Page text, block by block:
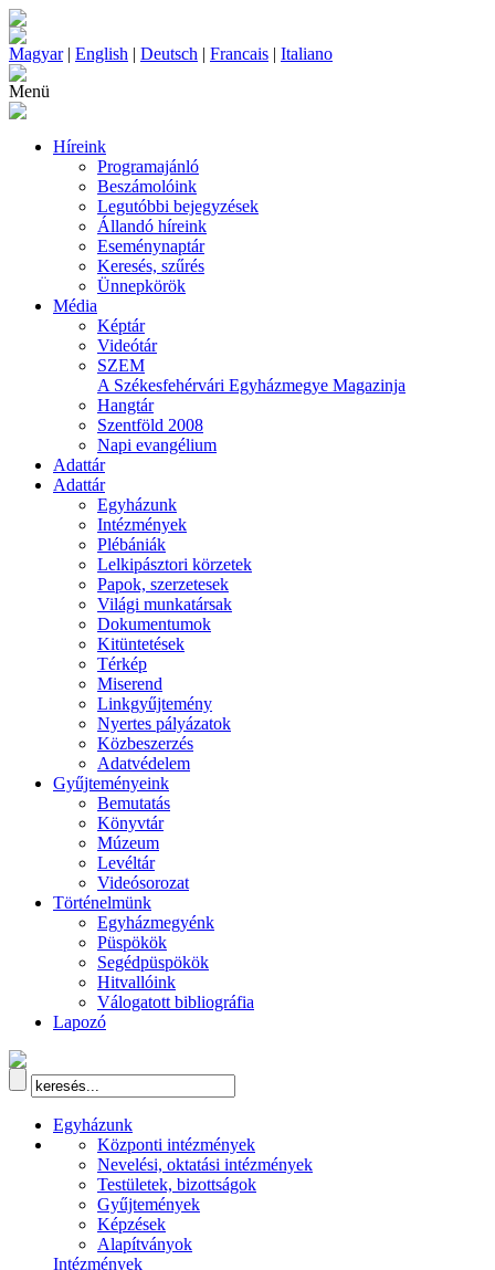
Magyar| English | Deutsch | Francais | Italiano
Menü
Híreink
Programajánló
Beszámolóink
Legutóbbi bejegyzések
Állandó híreink
Eseménynaptár
Keresés, szűrés
Ünnepkörök
Média
Képtár
Videótár
SZEM
A Székesfehérvári Egyházmegye Magazinja
Hangtár
Szentföld 2008
Napi evangélium
Adattár
Adattár
Egyházunk
Intézmények
Plébániák
Lelkipásztori körzetek
Papok, szerzetesek
Világi munkatársak
Dokumentumok
Kitüntetések
Térkép
Miserend
Linkgyűjtemény
Nyertes pályázatok
Közbeszerzés
Adatvédelem
Gyűjteményeink
Bemutatás
Könyvtár
Múzeum
Levéltár
Videósorozat
Történelmünk
Egyházmegyénk
Püspökök
Segédpüspökök
Hitvallóink
Válogatott bibliográfia
Lapozó
Egyházunk
Központi intézmények
Nevelési, oktatási intézmények
Testületek, bizottságok
Gyűjtemények
Képzések
Alapítványok
Intézmények